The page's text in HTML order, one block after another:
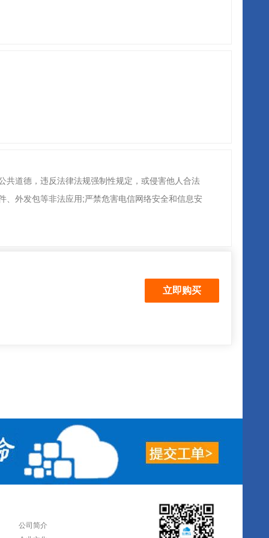
共道德，违反法律法规强制性规定，或侵害他人合法
外发包等非法应用;严禁危害电信网络安全和信息安
公司简介